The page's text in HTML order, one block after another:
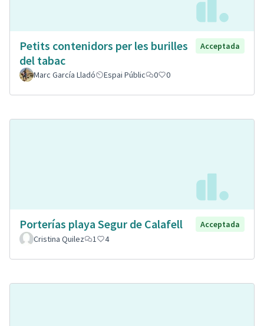
Petits contenidors per les burilles
del tabac
Acceptada
Marc García Lladó Espai Públic 0 0
Porterías playa Segur de Calafell
Acceptada
Cristina Quilez
1 4